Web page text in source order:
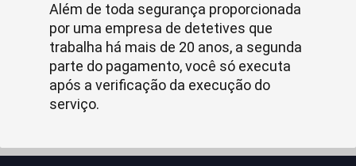
Além de toda segurança proporcionada
por uma empresa de detetives que
trabalha há mais de 20 anos, a segunda
parte do pagamento, você só executa
após a verificação da execução do
serviço.